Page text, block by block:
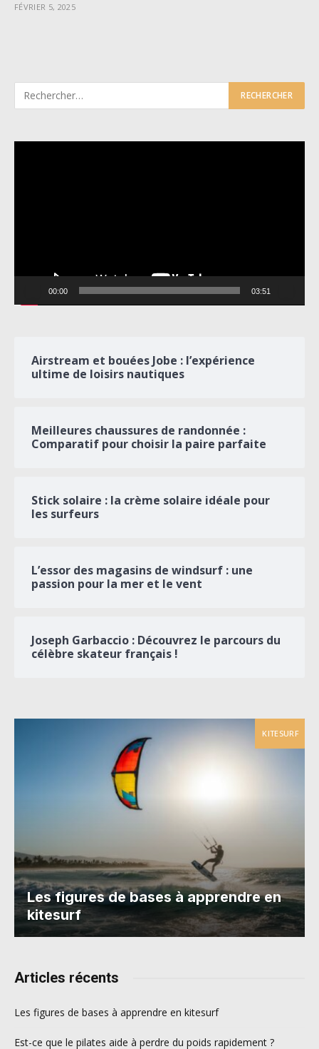
FÉVRIER 5, 2025
00:00 03:51
Airstream et bouées Jobe : l’expérience
ultime de loisirs nautiques
Meilleures chaussures de randonnée :
Comparatif pour choisir la paire parfaite
Stick solaire : la crème solaire idéale pour
les surfeurs
L’essor des magasins de windsurf : une
passion pour la mer et le vent
Joseph Garbaccio : Découvrez le parcours du
célèbre skateur français !
KITESURF
Les figures de bases à apprendre en
kitesurf
Articles récents
Les figures de bases à apprendre en kitesurf
Est-ce que le pilates aide à perdre du poids rapidement ?